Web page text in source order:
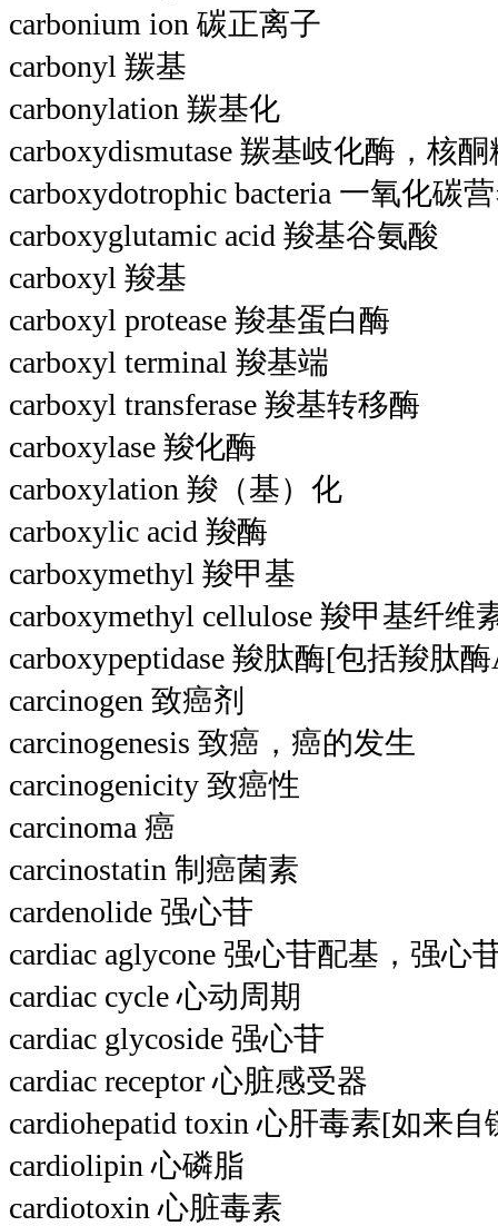
carbonium ion 碳正离子
carbonyl 羰基
carbonylation 羰基化
carboxydismutase 羰基岐化酶，核
carboxydotrophic bacteria 一氧化碳
carboxyglutamic acid 羧基谷氨酸
carboxyl 羧基
carboxyl protease 羧基蛋白酶
carboxyl terminal 羧基端
carboxyl transferase 羧基转移酶
carboxylase 羧化酶
carboxylation 羧（基）化
carboxylic acid 羧酶
carboxymethyl 羧甲基
carboxymethyl cellulose 羧甲基纤维
carboxypeptidase 羧肽酶[包括羧肽
carcinogen 致癌剂
carcinogenesis 致癌，癌的发生
carcinogenicity 致癌性
carcinoma 癌
carcinostatin 制癌菌素
cardenolide 强心苷
cardiac aglycone 强心苷配基，强心
cardiac cycle 心动周期
cardiac glycoside 强心苷
cardiac receptor 心脏感受器
cardiohepatid toxin 心肝毒素[如来自
cardiolipin 心磷脂
cardiotoxin 心脏毒素